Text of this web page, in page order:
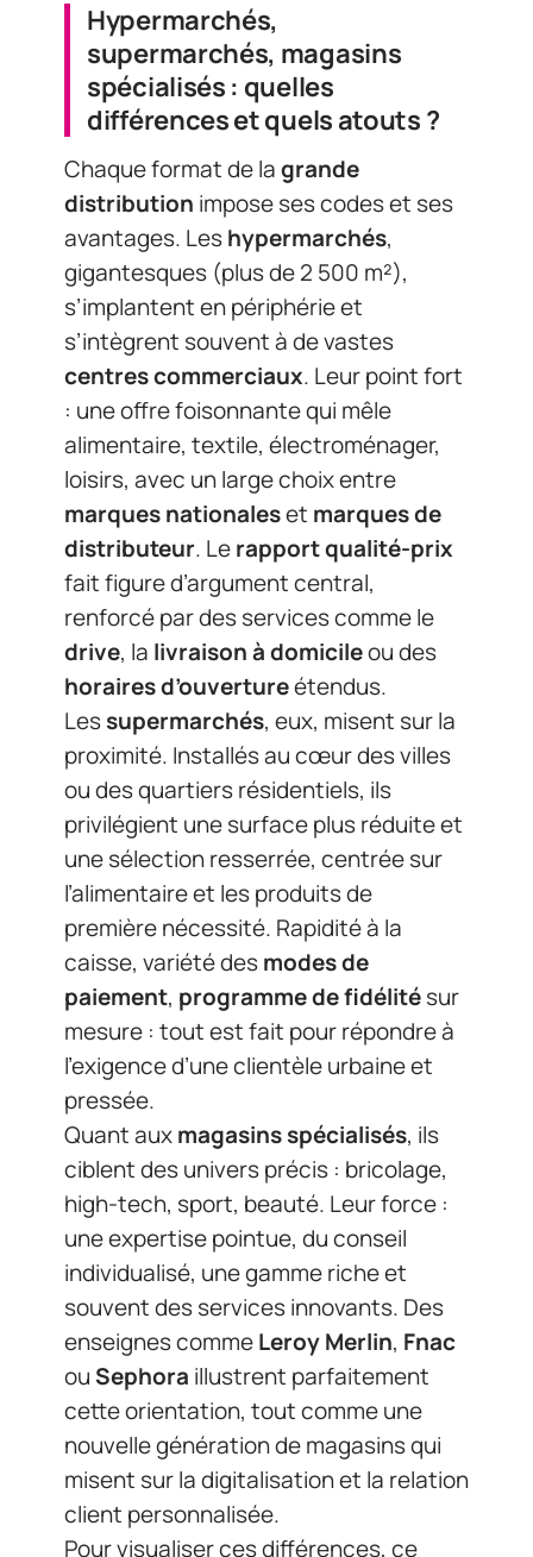
Hypermarchés,
supermarchés, magasins
spécialisés : quelles
différences et quels atouts ?
Chaque format de lagrande
distribution impose ses codes et ses
avantages. Leshypermarchés,
gigantesques (plus de 2 500 m²),
s’implantent en périphérie et
s’intègrent souvent à de vastes
centres commerciaux. Leur point fort
: une offre foisonnante qui mêle
alimentaire, textile, électroménager,
loisirs, avec un large choix entre
marques nationaleset marques de
distributeur. Lerapport qualité-prix
fait figure d’argument central,
renforcé par des services comme le
drive, la livraison à domicileou des
horaires d’ouvertureétendus.
Lessupermarchés, eux, misent sur la
proximité. Installés au cœur des villes
ou des quartiers résidentiels, ils
privilégient une surface plus réduite et
une sélection resserrée, centrée sur
l’alimentaire et les produits de
première nécessité. Rapidité à la
caisse, variété desmodes de
paiement, programme de fidélitésur
mesure : tout est fait pour répondre à
l’exigence d’une clientèle urbaine et
pressée.
Quant auxmagasins spécialisés, ils
ciblent des univers précis : bricolage,
high-tech, sport, beauté. Leur force :
une expertise pointue, du conseil
individualisé, une gamme riche et
souvent des services innovants. Des
enseignes commeLeroy Merlin, Fnac
ouSephora illustrent parfaitement
cette orientation, tout comme une
nouvelle génération de magasins qui
misent sur la digitalisation et la relation
client personnalisée.
Pour visualiser ces différences, ce